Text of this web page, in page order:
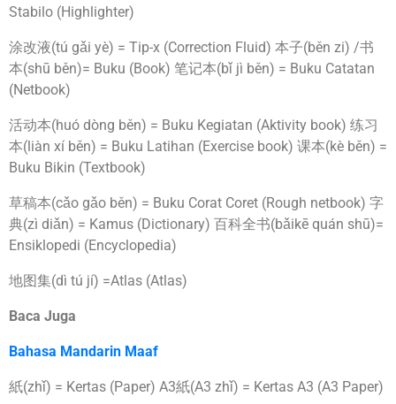
Stabilo (Highlighter)
涂改液(tú gǎi yè) = Tip-x (Correction Fluid) 本子(běn zi) /书
本(shū běn)= Buku (Book) 笔记本(bǐ jì běn) = Buku Catatan
(Netbook)
活动本(huó dòng běn) = Buku Kegiatan (Aktivity book) 练习
本(liàn xí běn) = Buku Latihan (Exercise book) 课本(kè běn) =
Buku Bikin (Textbook)
草稿本(cǎo gǎo běn) = Buku Corat Coret (Rough netbook) 字
典(zì diǎn) = Kamus (Dictionary) 百科全书(bǎikē quán shū)=
Ensiklopedi (Encyclopedia)
地图集(dì tú jí) =Atlas (Atlas)
Baca Juga
Bahasa Mandarin Maaf
紙(zhǐ) = Kertas (Paper) A3紙(A3 zhǐ) = Kertas A3 (A3 Paper)